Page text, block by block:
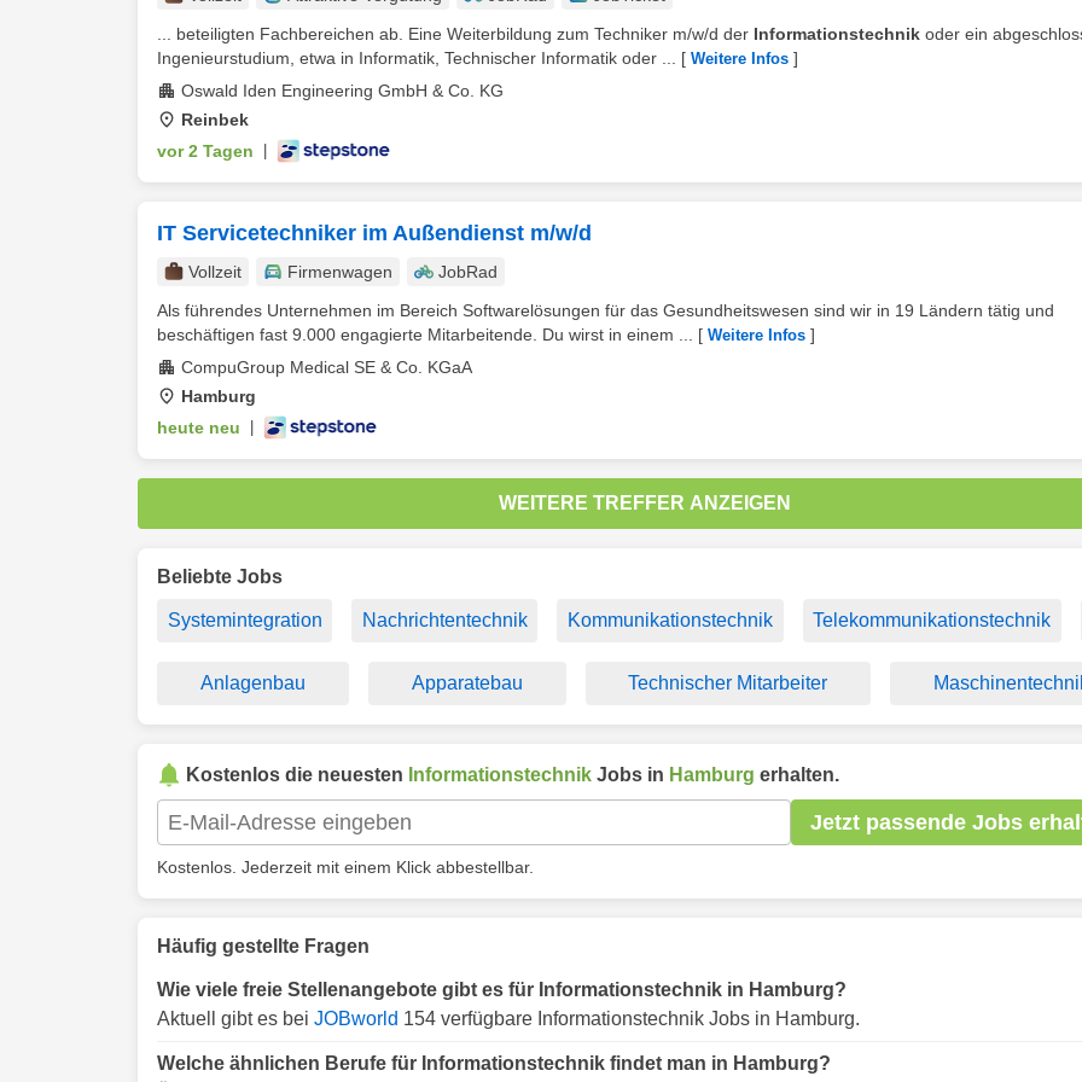
... beteiligten Fachbereichen ab. Eine Weiterbildung zum Techniker m/w/d der Informationstechnik oder ein
Ingenieurstudium, etwa in Informatik, Technischer Informatik oder ...
[ Weitere Infos ]
Oswald Iden Engineering GmbH & Co. KG
Reinbek
vor 2 Tagen
IT Servicetechniker im Außendienst m/w/d
Vollzeit Firmenwagen
JobRad
Als führendes Unternehmen im Bereich Softwarelösungen für das Gesundheitswesen sind wir in 19 Ländern tätig und
beschäftigen fast 9.000 engagierte Mitarbeitende. Du wirst in einem ...
[ Weitere Infos ]
CompuGroup Medical SE & Co. KGaA
Hamburg
heute neu
WEITERE TREFFER ANZEIGEN
Beliebte Jobs
Systemintegration Nachrichtentechnik Kommunikationstechnik Telekommunikationstechnik
Anlagenbau Apparatebau Technischer Mitarbeiter
Kostenlos die neuesten Informationstechnik Jobs in Hamburg erhalten.
Jetzt passende Jobs
Kostenlos. Jederzeit mit einem Klick abbestellbar.
Häufig gestellte Fragen
Wie viele freie Stellenangebote gibt es für Informationstechnik in Hamburg?
Aktuell gibt es bei JOBworld 154 verfügbare Informationstechnik Jobs in Hamburg.
Welche ähnlichen Berufe für Informationstechnik findet man in Hamburg?